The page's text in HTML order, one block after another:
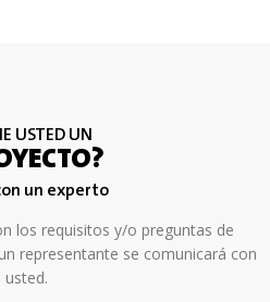
USTED UN
un experto
los requisitos y/o preguntas de
representante se comunicará con
usted.